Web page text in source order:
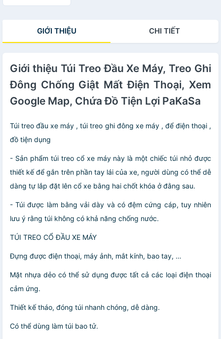
GIỚI THIỆU CHI TIẾT
Giới thiệu Túi Treo Đầu Xe Máy, Treo Ghi
Đông Chống Giật Mất Điện Thoại, Xem
Google Map, Chứa Đồ Tiện Lợi PaKaSa
Túi treo đầu xe máy , túi treo ghi đông xe máy , để điện thoại ,
đồ tiện dụng
- Sản phẩm túi treo cổ xe máy này là một chiếc túi nhỏ được
thiết kế để gắn trên phần tay lái của xe, người dùng có thể dễ
dàng tự lắp đặt lên cổ xe bằng hai chốt khóa ở đằng sau.
- Túi được làm bằng vải dày và có đệm cứng cáp, tuy nhiên
lưu ý rằng túi không có khả năng chống nước.
TÚI TREO CỔ ĐẦU XE MÁY
Đựng được điện thoại, máy ảnh, mắt kính, bao tay, …
Mặt nhựa dẻo có thể sử dụng được tất cả các loại điện thoại
cảm ứng.
Thiết kế tháo, đóng túi nhanh chóng, dễ dàng.
Có thể dùng làm túi bao tử.